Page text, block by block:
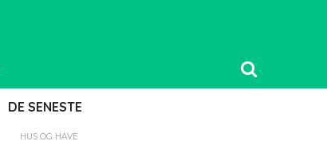
DE SENESTE
HUS OG HAVE